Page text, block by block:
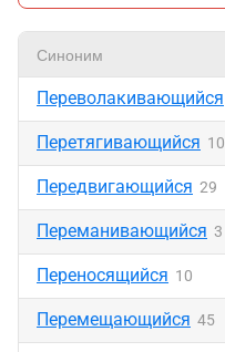
Синоним
Переволакивающийся
Перетягивающийся 10
Передвигающийся 29
Переманивающийся 3
Переносящийся 10
Перемещающийся 45